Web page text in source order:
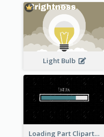
Light Bulb
Loading Part Clipart